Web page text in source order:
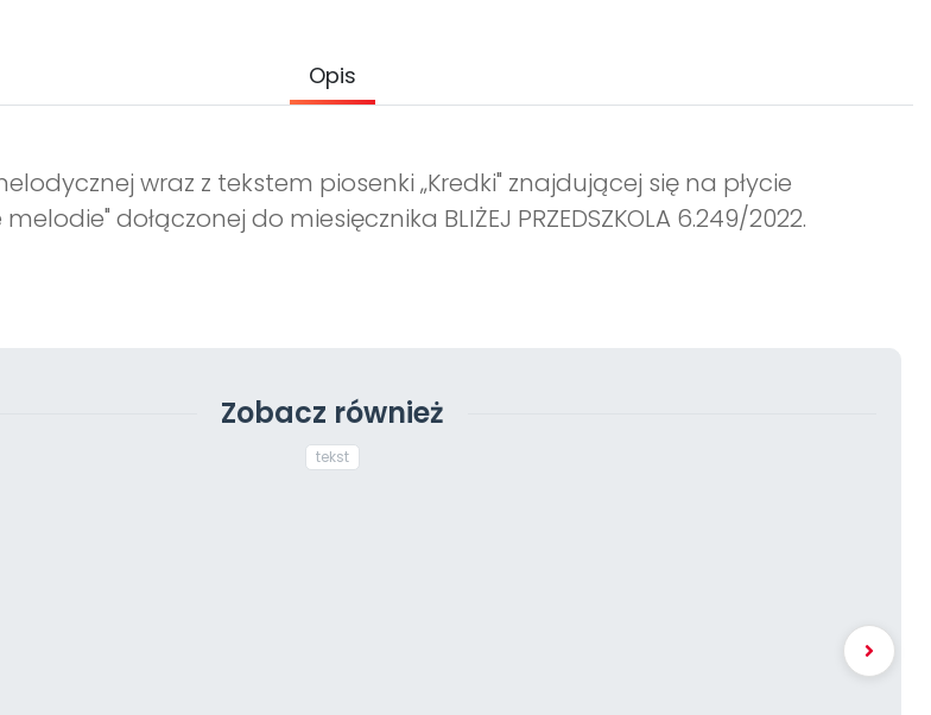
Opis
wraz z tekstem piosenki „Kredki" znajdującej się na płycie
dołączonej do miesięcznika BLIŻEJ PRZEDSZKOLA 6.249/2022.
Zobacz również
tekst